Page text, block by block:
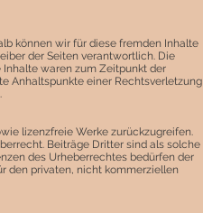
können wir für diese fremden Inhalte
der Seiten verantwortlich. Die
waren zum Zeitpunkt der
Anhaltspunkte einer Rechtsverletzung
lizenzfreie Werke zurückzugreifen.
Beiträge Dritter sind als solche
des Urheberrechtes bedürfen der
den privaten, nicht kommerziellen